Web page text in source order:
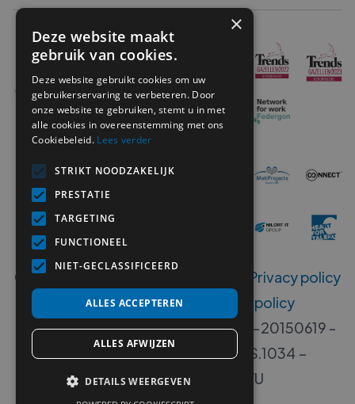
Copyright ©
Privacy policy
Disclaimer-Klokkenluiders policy
Erkenningsnummers B 00533-406-20150619 -
00533-405-20140717 - W.RS.1034 –
W.DISP.1034 - VG. 2112/U
×
Deze website maakt
gebruik van cookies.
Deze website gebruikt cookies om uw
gebruikerservaring te verbeteren. Door
onze website te gebruiken, stemt u in met
alle cookies in overeenstemming met ons
Cookiebeleid. Lees verder
STRIKT NOODZAKELIJK
PRESTATIE
TARGETING
FUNCTIONEEL
NIET-GECLASSIFICEERD
ALLES ACCEPTEREN
ALLES AFWIJZEN
DETAILS WEERGEVEN